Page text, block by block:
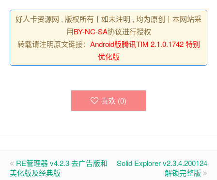
好人卡资源网 , 版权所有丨如未注明 , 均为原创丨本网站采
用BY-NC-SA协议进行授权
转载请注明原文链接： Android版腾讯TIM 2.1.0.1742 特别
优化版
喜欢 (0)
RE管理器 v4.2.3 去广告版和
美化版及经典版
Solid Explorer v2.3.4.200124
解锁完整版